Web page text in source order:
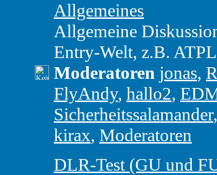
Allgemeines
Allgemeine
Entry-Welt, z.B.
Moderatoren jonas,
FlyAndy, hallo2,
Sicherheitssalamander
kirax, Moderatoren
DLR-Test (GU und